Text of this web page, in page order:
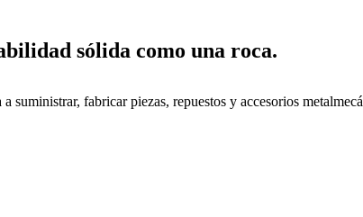
sólida como una roca.
suministrar, fabricar piezas, repuestos y accesorios